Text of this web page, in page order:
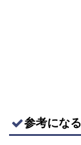
参考にな